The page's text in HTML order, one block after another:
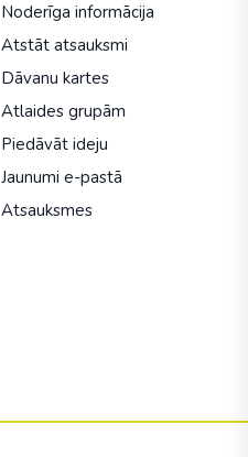
Noderīga informācija
Atstāt atsauksmi
Dāvanu kartes
Atlaides grupām
Piedāvāt ideju
Jaunumi e-pastā
Atsauksmes